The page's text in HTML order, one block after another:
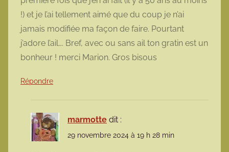
!) et je l’ai tellement aimé que du coup je n’ai
jamais modifiée ma façon de faire. Pourtant
j’adore l’ail…. Bref, avec ou sans ail ton gratin est un
bonheur ! merci Marion. Gros bisous
Répondre
marmotte dit :
29 novembre 2024 à 19 h 28 min